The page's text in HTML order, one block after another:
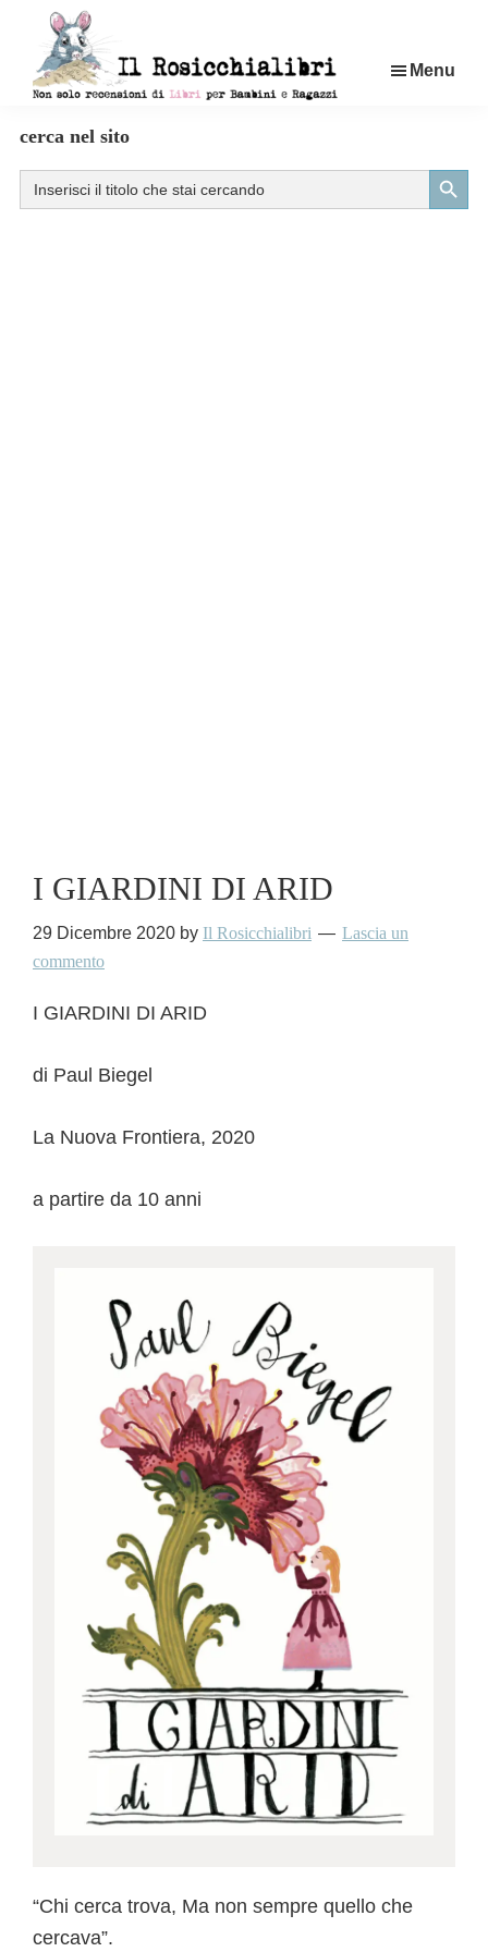
contenuto
di
libri
per
Menu
cerca nel sito
Search
for:
Search Button
I GIARDINI DI ARID
29 Dicembre 2020 by Il Rosicchialibri
Lascia un
commento
I GIARDINI DI ARID
di Paul Biegel
La Nuova Frontiera, 2020
a partire da 10 anni
“Chi cerca trova, Ma non sempre quello che
cercava”.